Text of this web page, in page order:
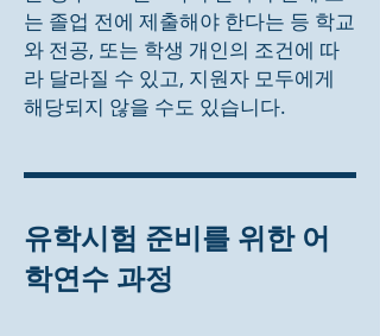
는 졸업 전에 제출해야 한다는 등 학교
와 전공, 또는 학생 개인의 조건에 따
라 달라질 수 있고, 지원자 모두에게
해당되지 않을 수도 있습니다.
유학시험 준비를 위한 어
학연수 과정